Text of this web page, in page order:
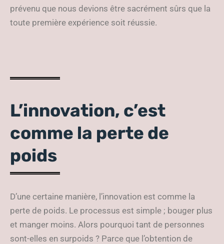
prévenu que nous devions être sacrément sûrs que la
toute première expérience soit réussie.
L’innovation, c’est
comme la perte de
poids
D’une certaine manière, l’innovation est comme la
perte de poids. Le processus est simple ; bouger plus
et manger moins. Alors pourquoi tant de personnes
sont-elles en surpoids ? Parce que l’obtention de